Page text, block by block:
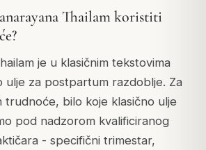
Thailam koristiti
je u klasičnim tekstovima
ulje za postpartum razdoblje. Za
bilo koje klasično ulje
pod nadzorom kvalificiranog
- specifični trimestar,